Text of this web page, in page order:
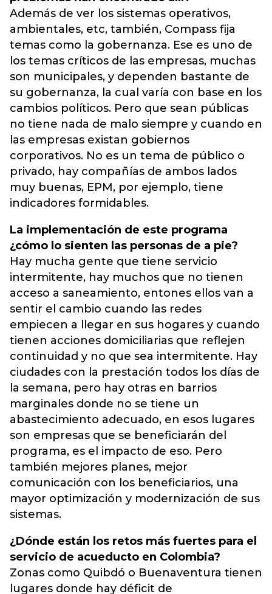
Además de ver los sistemas operativos,
ambientales, etc, también, Compass fija
temas como la gobernanza. Ese es uno de
los temas críticos de las empresas, muchas
son municipales, y dependen bastante de
su gobernanza, la cual varía con base en los
cambios políticos. Pero que sean públicas
no tiene nada de malo siempre y cuando en
las empresas existan gobiernos
corporativos. No es un tema de público o
privado, hay compañías de ambos lados
muy buenas, EPM, por ejemplo, tiene
indicadores formidables.
La implementación de este programa
¿cómo lo sienten las personas de a pie?
Hay mucha gente que tiene servicio
intermitente, hay muchos que no tienen
acceso a saneamiento, entones ellos van a
sentir el cambio cuando las redes
empiecen a llegar en sus hogares y cuando
tienen acciones domiciliarias que reflejen
continuidad y no que sea intermitente. Hay
ciudades con la prestación todos los días de
la semana, pero hay otras en barrios
marginales donde no se tiene un
abastecimiento adecuado, en esos lugares
son empresas que se beneficiarán del
programa, es el impacto de eso. Pero
también mejores planes, mejor
comunicación con los beneficiarios, una
mayor optimización y modernización de sus
sistemas.
¿Dónde están los retos más fuertes para el
servicio de acueducto en Colombia?
Zonas como Quibdó o Buenaventura tienen
lugares donde hay déficit de